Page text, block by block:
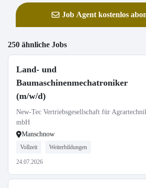
Job Agent kostenlos
250 ähnliche Jobs
Land- und
Baumaschinenmechatroniker
(m/w/d)
New-Tec Vertriebsgesellschaft für
mbH
Manschnow
Vollzeit Weiterbildungen
24.07.2026